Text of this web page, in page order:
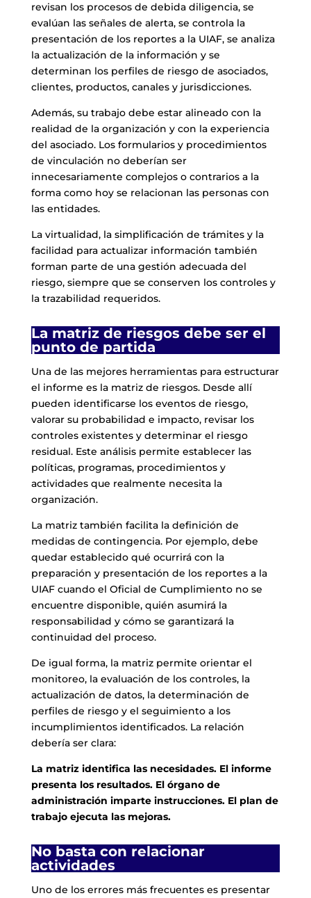
revisan los procesos de debida diligencia, se
evalúan las señales de alerta, se controla la
presentación de los reportes a la UIAF, se analiza
la actualización de la información y se
determinan los perfiles de riesgo de asociados,
clientes, productos, canales y jurisdicciones.
Además, su trabajo debe estar alineado con la
realidad de la organización y con la experiencia
del asociado. Los formularios y procedimientos
de vinculación no deberían ser
innecesariamente complejos o contrarios a la
forma como hoy se relacionan las personas con
las entidades.
La virtualidad, la simplificación de trámites y la
facilidad para actualizar información también
forman parte de una gestión adecuada del
riesgo, siempre que se conserven los controles y
la trazabilidad requeridos.
La matriz de riesgos debe ser el
punto de partida
Una de las mejores herramientas para estructurar
el informe es la matriz de riesgos. Desde allí
pueden identificarse los eventos de riesgo,
valorar su probabilidad e impacto, revisar los
controles existentes y determinar el riesgo
residual. Este análisis permite establecer las
políticas, programas, procedimientos y
actividades que realmente necesita la
organización.
La matriz también facilita la definición de
medidas de contingencia. Por ejemplo, debe
quedar establecido qué ocurrirá con la
preparación y presentación de los reportes a la
UIAF cuando el Oficial de Cumplimiento no se
encuentre disponible, quién asumirá la
responsabilidad y cómo se garantizará la
continuidad del proceso.
De igual forma, la matriz permite orientar el
monitoreo, la evaluación de los controles, la
actualización de datos, la determinación de
perfiles de riesgo y el seguimiento a los
incumplimientos identificados. La relación
debería ser clara:
La matriz identifica las necesidades. El informe
presenta los resultados. El órgano de
administración imparte instrucciones. El plan de
trabajo ejecuta las mejoras.
No basta con relacionar
actividades
Uno de los errores más frecuentes es presentar